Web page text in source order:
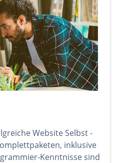
Website Selbst -
inklusive
Kenntnisse sind